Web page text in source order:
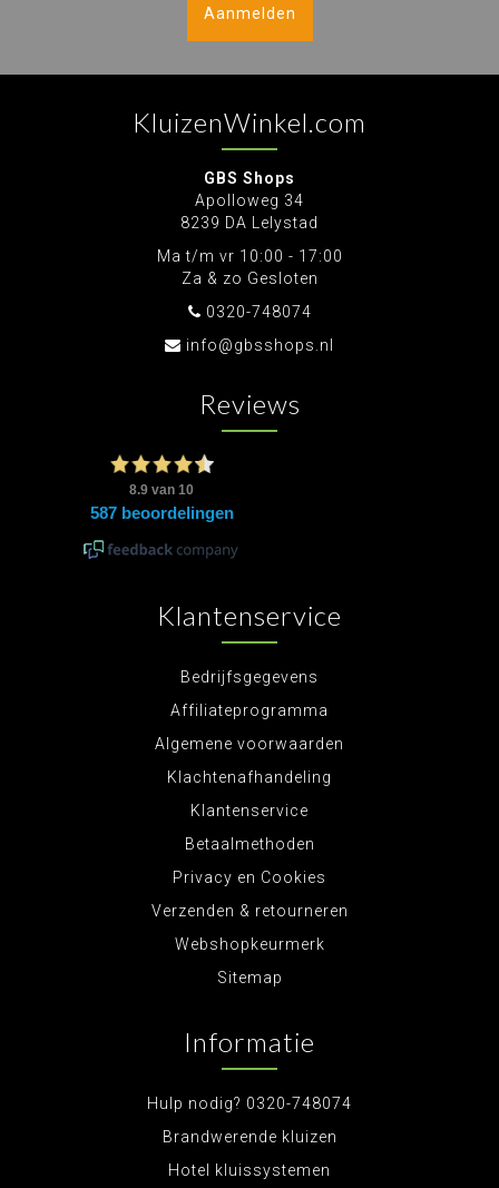
Aanmelden
KluizenWinkel.com
GBS Shops
Apolloweg 34
8239 DA Lelystad
Ma t/m vr 10:00 - 17:00
Za & zo Gesloten
0320-748074
info@gbsshops.nl
Reviews
Klantenservice
Bedrijfsgegevens
Affiliateprogramma
Algemene voorwaarden
Klachtenafhandeling
Klantenservice
Betaalmethoden
Privacy en Cookies
Verzenden & retourneren
Webshopkeurmerk
Sitemap
Informatie
Hulp nodig? 0320-748074
Brandwerende kluizen
Hotel kluissystemen